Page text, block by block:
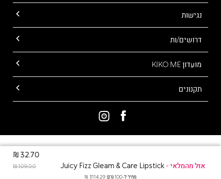
Juicy Fizz Gleam & Care Lipstick
32.70 ₪
109.00 ₪
מחיר ל-100 גרם: 3114.29 ₪
נגישות
דרושים/ות
מועדון KIKO ME
תקנונים